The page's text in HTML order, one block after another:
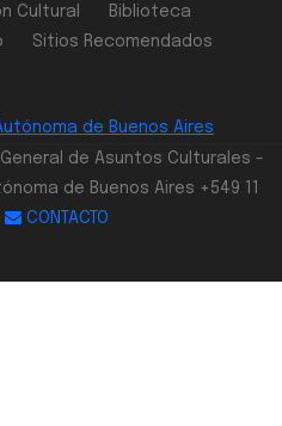
Cultural
Biblioteca
Sitios Recomendados
de Asuntos Culturales -
de Buenos Aires +549 11
CONTACTO